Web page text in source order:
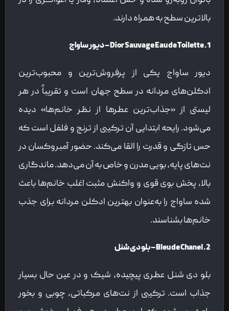
بالاترین سطح به همراه دارند.
1. Dior Sauvage Eau de Toilette – دیور ساواج
دیور ساواج یکی از پرفروش‌ترین و محبوب‌ترین
ادکلن‌های مردانه در سطح جهان است و تقریباً در هر
لیستی از «جذاب‌ترین عطرها از نظر خانم‌ها» دیده
می‌شود. رایحه ابتدایی آن ترکیبی از ترنج و فلفل است که
حس تازگی و قدرت را القا می‌کند. حضور آمبروکسان در
نت‌های پایه، بویی مدرن و خاص به آن می‌دهد. ماندگاری
بالا، پخش بوی قوی و واکنش مثبت اغلب خانم‌ها باعث
شده ساواج را به‌عنوان بهترین ادکلن مردانه برای جذب
خانم‌ها بشناسند.
2. Bleu de Chanel – بلو دی شنل
بلو دی شنل عطری پیچیده، شیک و در عین حال بسیار
جذاب است. ترکیبی از نت‌های مرکباتی، چوبی و بخور